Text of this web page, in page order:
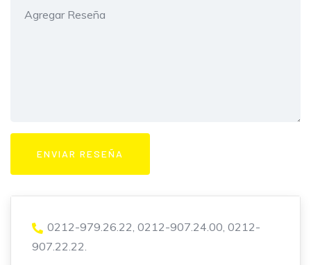
0212-979.26.22, 0212-907.24.00, 0212-
907.22.22.